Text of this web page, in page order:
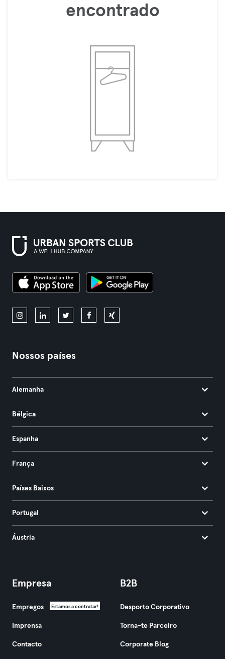
encontrado
Nossos países
Alemanha
Bélgica
Espanha
França
Países Baixos
Portugal
Áustria
Empresa
Empregos Estamos a contratar!
Imprensa
Contacto
B2B
Desporto Corporativo
Torna-te Parceiro
Corporate Blog